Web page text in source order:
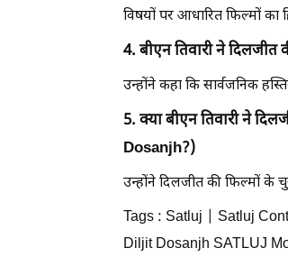
विषयों पर आधारित फिल्मों का
4. बीएन तिवारी ने
उन्होंने कहा कि सार्वजनिक
5. क्या बीएन तिवारी ने
Dosanjh?)
उन्होंने दिलजीत की फिल्मों के
Tags : Satluj | Satluj
Diljit Dosanjh SATLUJ